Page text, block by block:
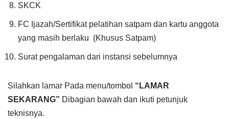
SKCK
FC Ijazah/Sertifikat pelatihan satpam dan kartu anggota
yang masih berlaku (Khusus Satpam)
Surat pengalaman dari instansi sebelumnya
Silahkan lamar Pada menu/tombol “LAMAR
SEKARANG” Dibagian bawah dan ikuti petunjuk
teknisnya.